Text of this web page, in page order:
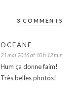
3 COMMENTS
OCEANE
21 mai 2016 at 10 h 12 min
Hum ça donne faim!
Très belles photos!